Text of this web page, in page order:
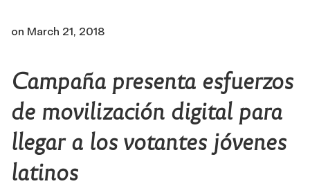
on March 21, 2018
Campaña presenta esfuerzos
de movilización digital para
llegar a los votantes jóvenes
latinos